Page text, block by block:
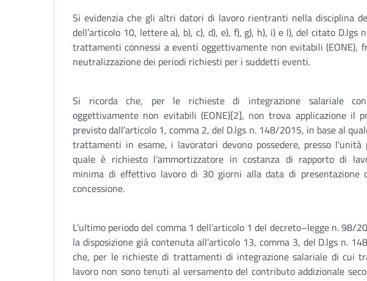
Si evidenzia che gli altri datori di lavoro rientranti nella disciplina
dell’articolo 10, lettere a), b), c), d), e), f), g), h), i) e l), del citato D.lgs
trattamenti connessi a eventi oggettivamente non evitabili (EONE),
neutralizzazione dei periodi richiesti per i suddetti eventi.
Si ricorda che, per le richieste di integrazione salariale
oggettivamente non evitabili (EONE)[2], non trova applicazione il
previsto dall’articolo 1, comma 2, del D.lgs n. 148/2015, in base al
trattamenti in esame, i lavoratori devono possedere, presso
quale è richiesto l’ammortizzatore in costanza di rapporto di
minima di effettivo lavoro di 30 giorni alla data di presentazione
concessione.
L’ultimo periodo del comma 1 dell’articolo 1 del decreto–legge n. 98/
la disposizione già contenuta all’articolo 13, comma 3, del D.lgs n.
che, per le richieste di trattamenti di integrazione salariale di cui
lavoro non sono tenuti al versamento del contributo addizionale